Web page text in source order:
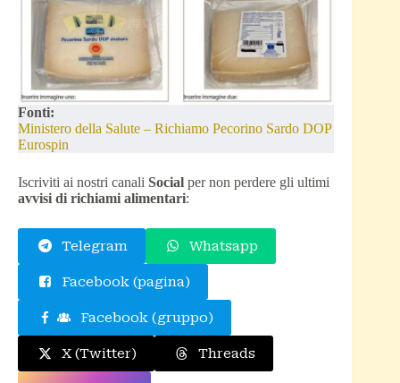
Fonti:
Ministero della Salute – Richiamo Pecorino Sardo DOP
Eurospin
Iscriviti ai nostri canali Social per non perdere gli ultimi
avvisi di richiami alimentari:
Telegram Whatsapp
Facebook (pagina)
Facebook (gruppo)
X (Twitter) Threads